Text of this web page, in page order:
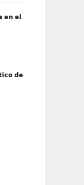
ESCUELA
en el
de